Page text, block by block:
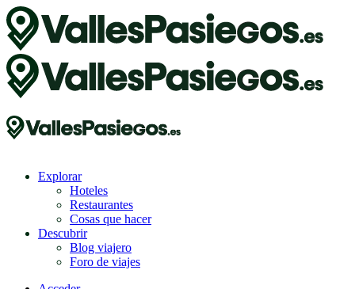
Explorar
Hoteles
Restaurantes
Cosas que hacer
Descubrir
Blog viajero
Foro de viajes